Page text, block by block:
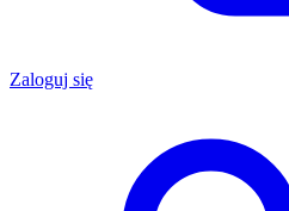
Zaloguj się